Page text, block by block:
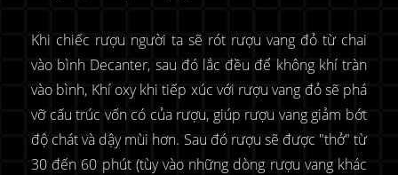
Khi chiếc rượu người ta sẽ rót rượu vang đỏ từ chai
vào bình Decanter, sau đó lắc đều để không khí tràn
vào bình, Khí oxy khi tiếp xúc với rượu vang đỏ sẽ phá
vỡ cấu trúc vốn có của rượu, giúp rượu vang giảm bớt
độ chát và dậy mùi hơn. Sau đó rượu sẽ được "thở" từ
30 đến 60 phút (tùy vào những dòng rượu vang khác